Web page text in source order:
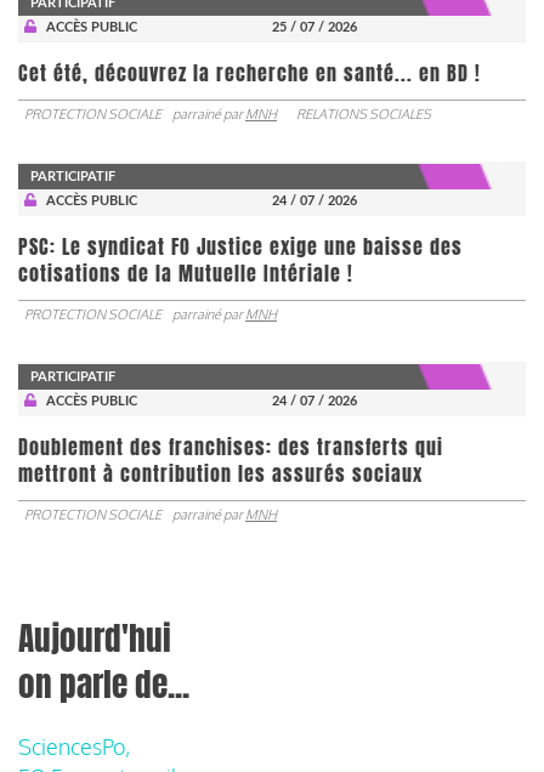
PARTICIPATIF
ACCÈS PUBLIC
25 / 07 / 2026
Cet été, découvrez la recherche en santé... en BD !
PROTECTION SOCIALE parrainé parMNH RELATIONS SOCIALES
PARTICIPATIF
ACCÈS PUBLIC
24 / 07 / 2026
PSC: Le syndicat FO Justice exige une baisse des
cotisations de la Mutuelle Intériale !
PROTECTION SOCIALE parrainé parMNH
PARTICIPATIF
ACCÈS PUBLIC
24 / 07 / 2026
Doublement des franchises: des transferts qui
mettront à contribution les assurés sociaux
PROTECTION SOCIALE parrainé parMNH
Aujourd'hui
on parle de...
SciencesPo,